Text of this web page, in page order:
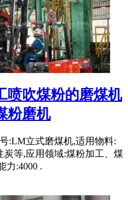
喷吹煤粉的磨煤机
粉磨机
:LM立式磨煤机,适用物料:
等,应用领域:煤粉加工、煤
力:4000 .